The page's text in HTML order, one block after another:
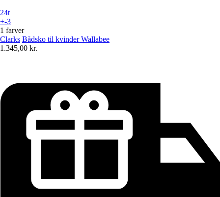
24t
+-3
1 farver
Clarks Bådsko til kvinder Wallabee
1.345,00 kr.